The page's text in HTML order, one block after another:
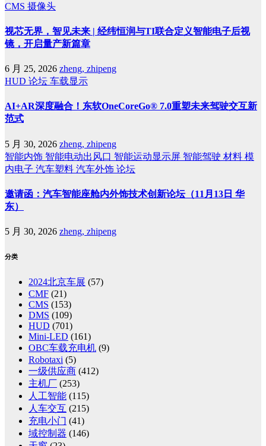
CMS 摄像头
视芯无界，智见未来 | 经纬恒润与TI联合定义智能电子后视
镜，开启量产新篇章
6 月 25, 2026 zheng, zhipeng
HUD 论坛 车载显示
AI+AR深度融合！东软OneCoreGo® 7.0重塑未来驾驶交互新
范式
5 月 30, 2026 zheng, zhipeng
智能内饰 智能电动出风口 智能运动显示屏 智能驾驶 材料 模
内电子 汽车塑料 汽车外饰 论坛
邀请函：汽车智能座舱内外饰技术创新论坛（11月13日 华
东）
5 月 30, 2026 zheng, zhipeng
分类
2024北京车展 (57)
CMF (21)
CMS (153)
DMS (109)
HUD (701)
Mini-LED (161)
OBC车载充电机 (9)
Robotaxi (5)
一级供应商 (412)
主机厂 (253)
人工智能 (115)
人车交互 (215)
充电小门 (41)
域控制器 (146)